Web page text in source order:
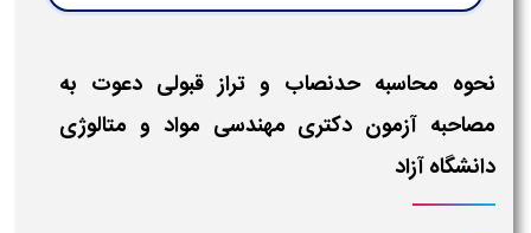
نحوه محاسبه حدنصاب و تراز قبولی دعوت به
مصاحبه آزمون دکتری مهندسی مواد و متالوژی
دانشگاه آزاد